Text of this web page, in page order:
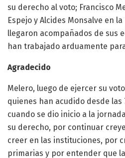
su derecho al voto; Francisco
Espejo y Alcides Monsalve en
llegaron acompañados de sus
han trabajado arduamente
Agradecido
Melero, luego de ejercer su
quienes han acudido desde las
cuando se dio inicio a la
su derecho, por continuar
creer en las instituciones, por
primarias y por entender que